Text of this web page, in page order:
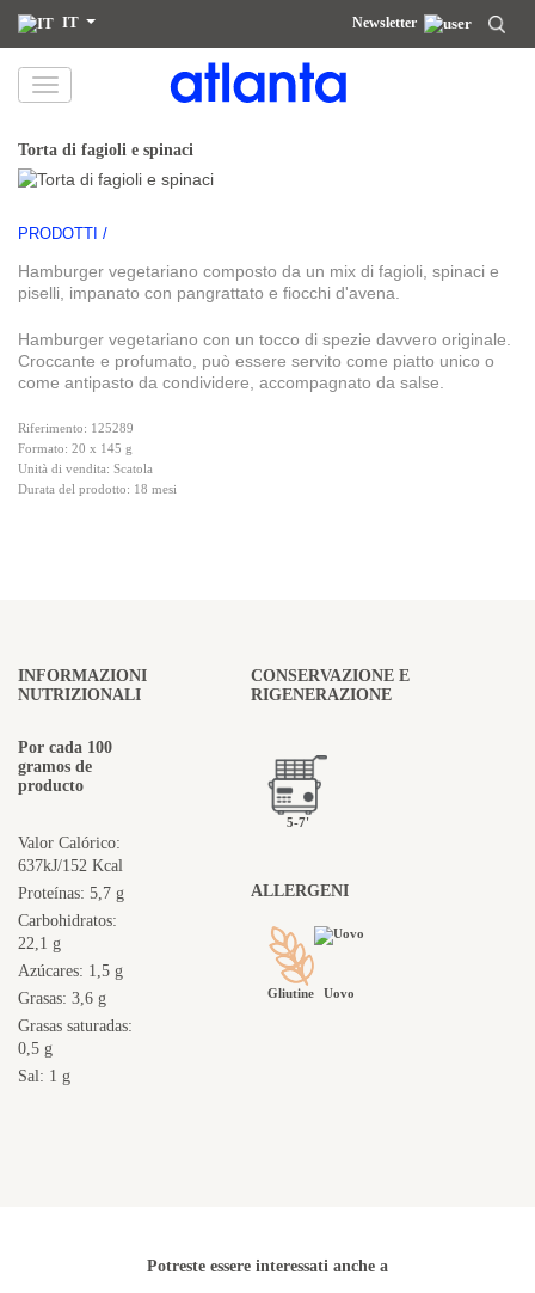
IT Newsletter
La informiamo che i Suoi dati personali saranno trattati da atlanta Restauración Temática S.L. al fine di inviarLe la nostra
newsletter. Potrà esercitare in qualsiasi momento i Suoi diritti di accesso, rettifica, cancellazione, portabilità e limitazione
Torta di fagioli e spinaci
PRODOTTI /
Hamburger vegetariano composto da un mix di fagioli, spinaci e
piselli, impanato con pangrattato e fiocchi d'avena.
Hamburger vegetariano con un tocco di spezie davvero originale.
Croccante e profumato, può essere servito come piatto unico o
come antipasto da condividere, accompagnato da salse.
Riferimento: 125289
Formato: 20 x 145 g
Unità di vendita: Scatola
Durata del prodotto: 18 mesi
INFORMAZIONI
NUTRIZIONALI
Por cada 100
gramos de
producto
Valor Calórico:
637kJ/152 Kcal
Proteínas: 5,7 g
Carbohidratos:
22,1 g
Azúcares: 1,5 g
Grasas: 3,6 g
Grasas saturadas:
0,5 g
Sal: 1 g
CONSERVAZIONE E
RIGENERAZIONE
5-7'
ALLERGENI
Gliutine Uovo
Potreste essere interessati anche a